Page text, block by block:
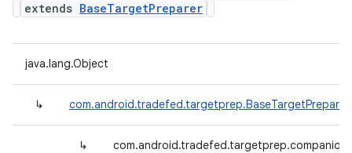
extends BaseTargetPreparer
java.lang.Object
↳ com.android.tradefed.targetprep.BaseTargetPreparer
↳